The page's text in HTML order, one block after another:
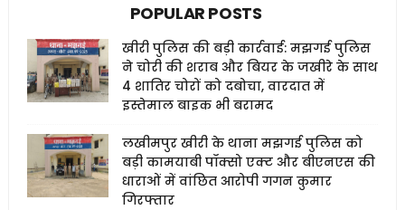
POPULAR POSTS
खीरी पुलिस की बड़ी कार्रवाई: मझगई पुलिस
ने चोरी की शराब और बियर के जखीरे के साथ
4 शातिर चोरों को दबोचा, वारदात में
इस्तेमाल बाइक भी बरामद
लखीमपुर खीरी के थाना मझगई पुलिस को
बड़ी कामयाबी पॉक्सो एक्ट और बीएनएस की
धाराओं में वांछित आरोपी गगन कुमार
गिरफ्तार